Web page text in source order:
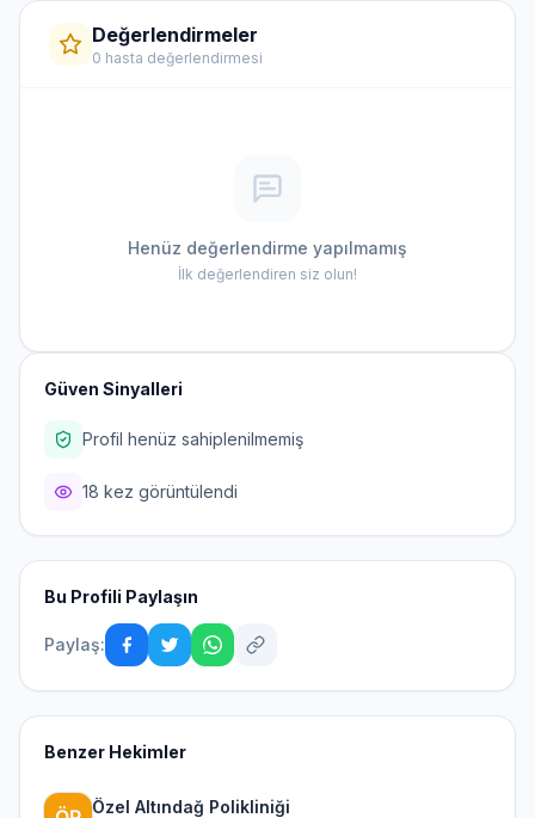
Değerlendirmeler
0 hasta değerlendirmesi
Henüz değerlendirme yapılmamış
İlk değerlendiren siz olun!
Güven Sinyalleri
Profil henüz sahiplenilmemiş
18 kez görüntülendi
Bu Profili Paylaşın
Paylaş:
Benzer Hekimler
Özel Altındağ Polikliniği